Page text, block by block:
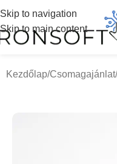
Skip to navigation
Skip to main content
Kezdőlap Csomagajánlat